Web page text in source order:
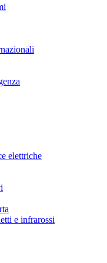
elettriche
e infrarossi